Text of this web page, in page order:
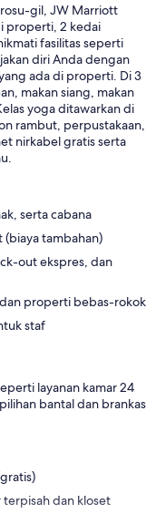
gil, JW Marriott
properti, 2 kedai
fasilitas seperti
diri Anda dengan
ada di properti. Di 3
makan siang, makan
yoga ditawarkan di
rambut, perpustakaan,
nirkabel gratis serta
serta cabana
(biaya tambahan)
out ekspres, dan
properti bebas-rokok
staf
layanan kamar 24
bantal dan brankas
dan kloset